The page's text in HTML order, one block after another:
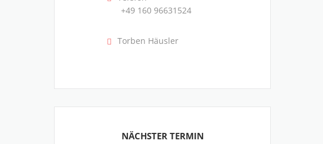
+49 160 96631524
Torben Häusler
NÄCHSTER TERMIN